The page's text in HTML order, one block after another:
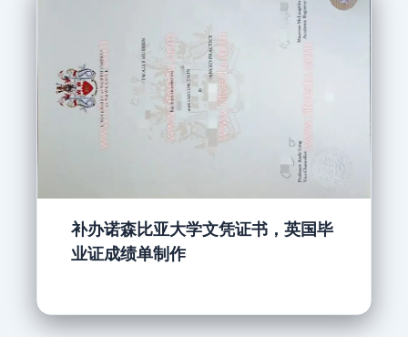
补办诺森比亚大学文凭证书，英国毕
业证成绩单制作